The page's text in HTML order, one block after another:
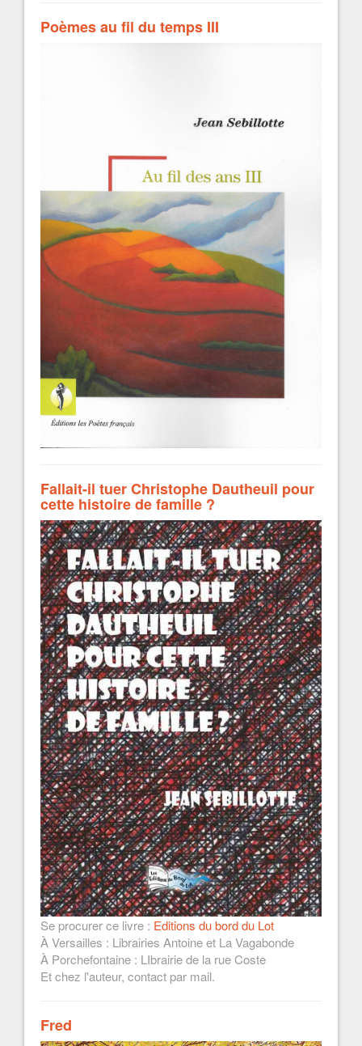
Poèmes au fil du temps III
Fallait-il tuer Christophe Dautheuil pour
cette histoire de famille ?
Se procurer ce livre : Editions du bord du Lot
À Versailles : Librairies Antoine et La Vagabonde
À Porchefontaine : LIbrairie de la rue Coste
Et chez l'auteur, contact par mail.
Fred